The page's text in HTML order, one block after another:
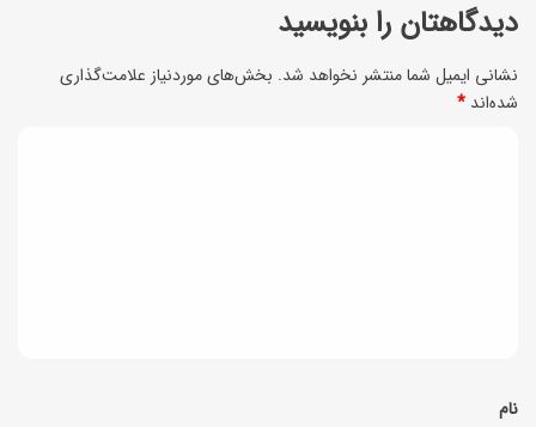
دیدگاهتان را بنویسید
نشانی ایمیل شما منتشر نخواهد شد. بخش‌های موردنیاز علامت‌گذاری
شده‌اند *
*
نام